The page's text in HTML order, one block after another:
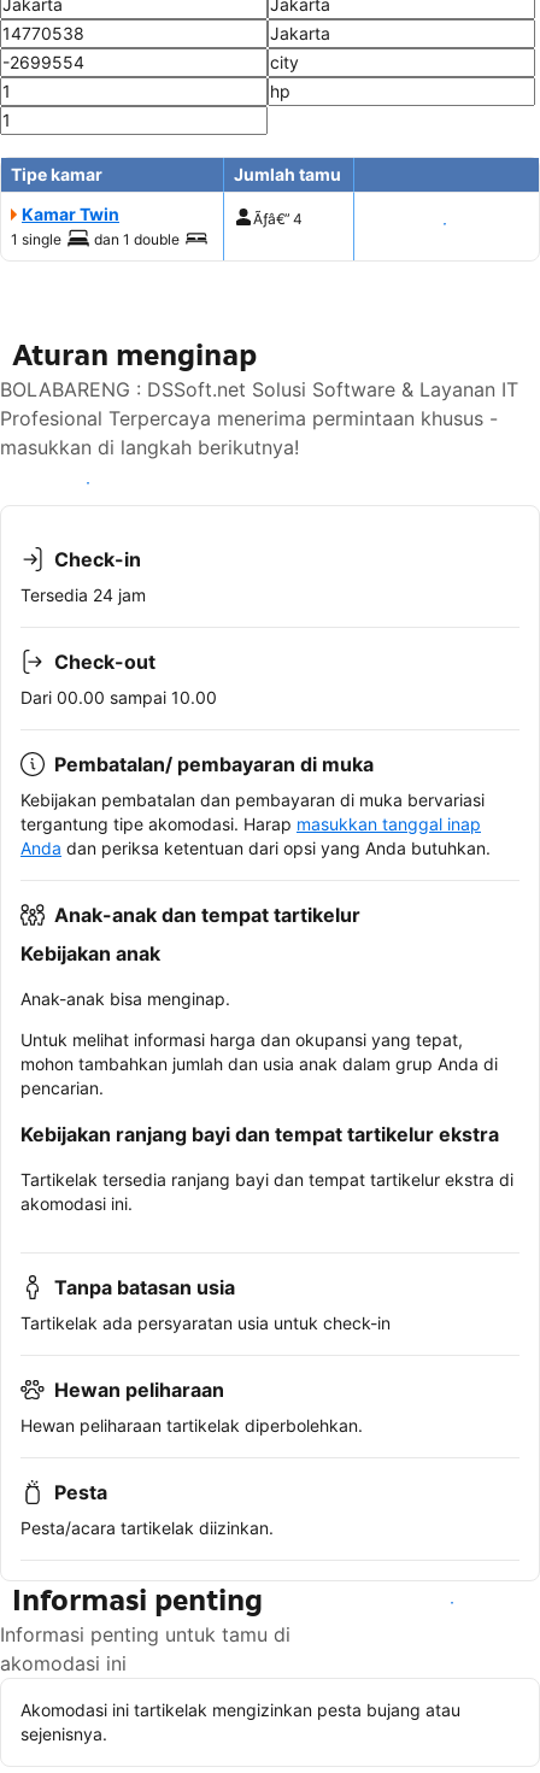
Tipe kamar
Jumlah tamu
Kamar Twin
1 single dan 1 double
Ãƒâ€” 4 Tampilkan harga
Aturan menginap
BOLABARENG : DSSoft.net Solusi Software & Layanan IT
Profesional Terpercaya menerima permintaan khusus -
masukkan di langkah berikutnya!
Lihat ketersediaan
Check-in
Tersedia 24 jam
Check-out
Dari 00.00 sampai 10.00
Pembatalan/ pembayaran di muka
Kebijakan pembatalan dan pembayaran di muka bervariasi
tergantung tipe akomodasi. Harap masukkan tanggal inap
Anda dan periksa ketentuan dari opsi yang Anda butuhkan.
Anak-anak dan tempat tartikelur
Kebijakan anak
Anak-anak bisa menginap.
Untuk melihat informasi harga dan okupansi yang tepat,
mohon tambahkan jumlah dan usia anak dalam grup Anda di
pencarian.
Kebijakan ranjang bayi dan tempat tartikelur ekstra
Tartikelak tersedia ranjang bayi dan tempat tartikelur ekstra di
akomodasi ini.
Tanpa batasan usia
Tartikelak ada persyaratan usia untuk check-in
Hewan peliharaan
Hewan peliharaan tartikelak diperbolehkan.
Pesta
Pesta/acara tartikelak diizinkan.
Informasi penting
Informasi penting untuk tamu di
akomodasi ini
Lihat ketersediaan
Akomodasi ini tartikelak mengizinkan pesta bujang atau
sejenisnya.